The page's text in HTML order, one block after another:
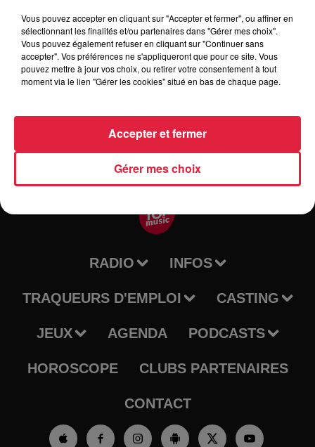
L'amicale des sapeurs-pompiers de Riedseltz organise une
soirée paella au coins des vendangeurs de la cave de
cleebourg le 2192019 a partir de 19h Tarif 12€ paella tarte
RADIO INFOS
TRAQUEURS D'EMPLOI CASTING
JEUX AGENDA PODCASTS
HOROSCOPE CLUBS PARTENAIRES
CONTACT
Vous pouvez accepter en cliquant sur "Accepter et fermer", ou affiner en
sélectionnant les finalités et/ou partenaires dans "Gérer mes choix".
Vous pouvez également refuser en cliquant sur "Continuer sans
accepter". Vos préférences ne s'appliqueront que pour ce site. Vous
pouvez mettre à jour vos choix, ou retirer votre consentement à tout
moment via le lien "Gérer les cookies" situé en bas de chaque page.
Gérer mes choix
Accepter et fermer